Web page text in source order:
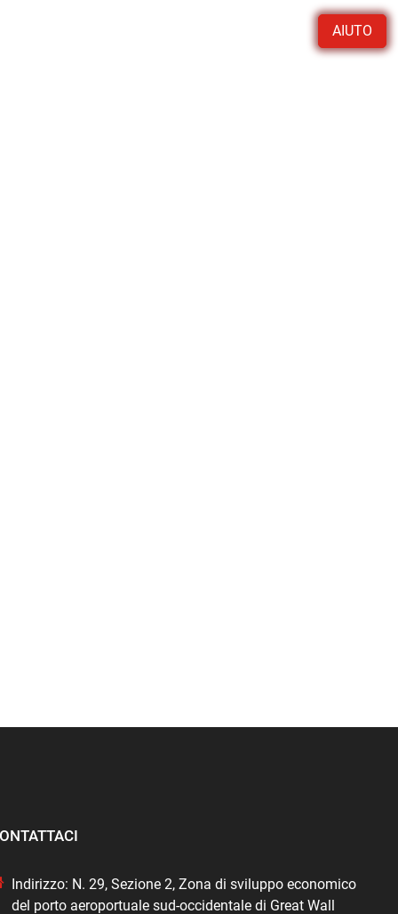
AIUTO
Indirizzo: N. 29, Sezione 2, Zona di sviluppo economico
del porto aeroportuale sud-occidentale di Great Wall